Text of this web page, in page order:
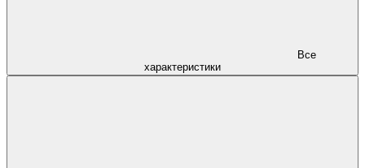
характеристики